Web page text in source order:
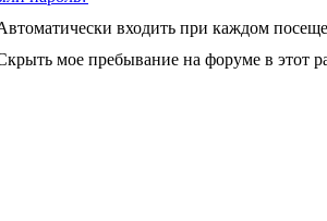
входить при каждом
мое пребывание на форуме в этот